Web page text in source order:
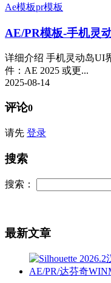
Ae模板pr模板
AE/PR模板-手机灵
详细介绍 手机灵动岛UI
件：AE 2025 或更...
2025-08-14
评论0
请先 登录
搜索
搜索：
最新文章